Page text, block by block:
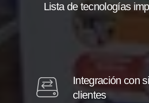
Lista de tecnologías
Integración con
clientes